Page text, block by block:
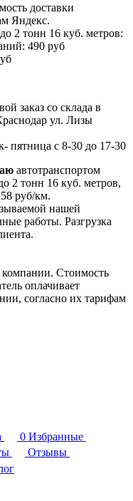
доставки
Яндекс.
2 тонн 16 куб. метров:
490 руб
заказ со склада в
ул. Лизы
пятница с 8-30 до 17-30
автотранспортом
2 тонн 16 куб. метров,
руб/км.
нашей
работы. Разгрузка
компании. Стоимость
оплачивает
согласно их тарифам
0 Избранные
Отзывы